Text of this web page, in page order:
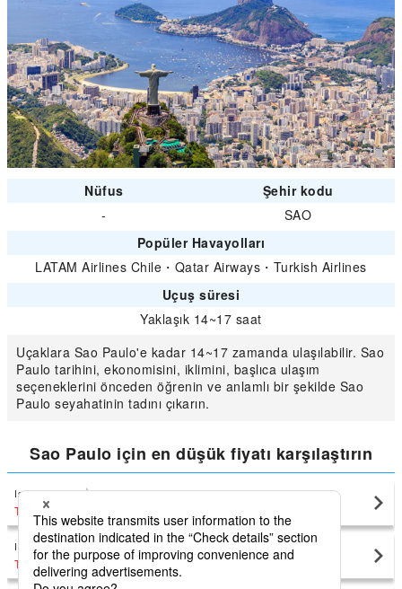
Nüfus
Şehir kodu
-
SAO
Popüler Havayolları
LATAM Airlines Chile ・ Qatar Airways ・ Turkish Airlines
Uçuş süresi
Yaklaşık 14~17 saat
Uçaklara Sao Paulo'e kadar 14~17 zamanda ulaşılabilir. Sao
Paulo tarihini, ekonomisini, iklimini, başlıca ulaşım
seçeneklerini önceden öğrenin ve anlamlı bir şekilde Sao
Paulo seyahatinin tadını çıkarın.
Sao Paulo için en düşük fiyatı karşılaştırın
Istanbul Airport Sao Paulo(GRU)
TRY59,218
Istanbul Airport Sao Paulo(VCP)
TRY51,412 〜